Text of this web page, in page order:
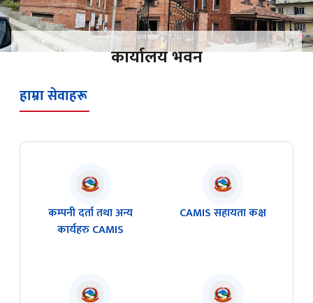
कार्यालय भवन
हाम्रा सेवाहरू
कम्पनी दर्ता तथा अन्य
कार्यहरु CAMIS
CAMIS सहायता कक्ष